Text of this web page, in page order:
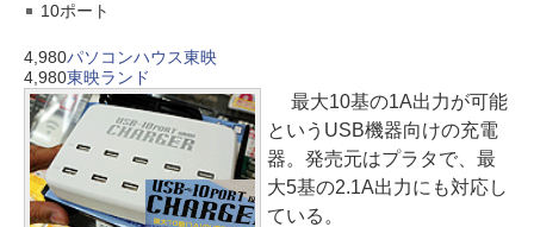
10ポート
4,980パソコンハウス東映
4,980東映ランド
最大10基の1A出力が可能
というUSB機器向けの充電
器。発売元はプラタで、最
大5基の2.1A出力にも対応し
ている。